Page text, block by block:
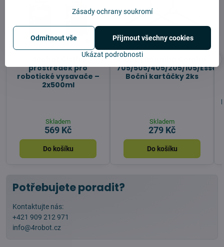
4Robot Čisticí
prostředek pro
robotické vysavače –
2x500ml
Skladem
569 Kč
Do košíku
iRobot Roomba Combo
705/505/405/205/105/
Boční kartáčky 2ks
Skladem
279 Kč
Do košíku
Potřebujete poradit?
Kontaktujte nás:
+421 909 212 971
info@4robot.cz
Zásady ochrany soukromí
Ukázat podrobnosti
Přijmout všechny cookies
Odmítnout vše